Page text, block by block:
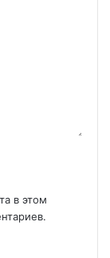
в этом